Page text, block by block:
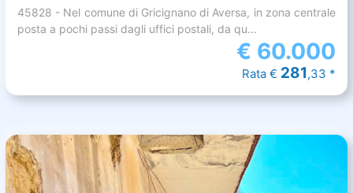
45828 - Nel comune di Gricignano di Aversa, in zona centrale
posta a pochi passi dagli uffici postali, da qu...
€ 60.000
Rata € 281,33 *